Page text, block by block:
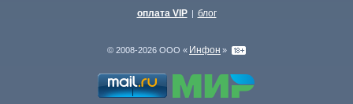
оплата VIP | блог
© 2008-2026 ООО « Инфон »